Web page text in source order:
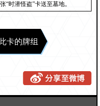
“时潜怪盗”卡送至墓地。
卡的牌组